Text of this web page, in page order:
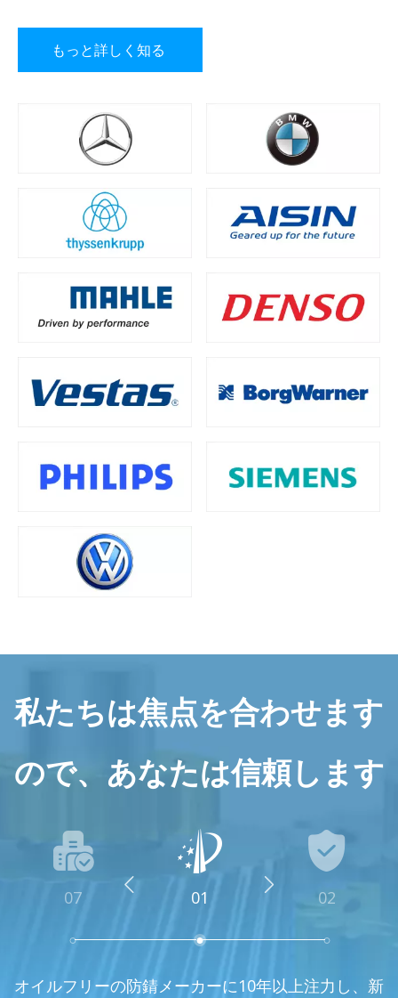
もっと詳しく知る
私たちは焦点を合わせます
ので、あなたは信頼します
07 01 02
オイルフリーの防錆メーカーに10年以上注力し、新
この製品は、最も厳しい GB/T 19532 規格と QB/T
強力なプロジェクト設計チーム，豊富な経験を持
カスタマイズされたソリューション、豊富なケース
お客様の切断をワンストップで解決、 さび取り 、 ク
独立した実験室を持つ，製品は10以上のテスト方法
中国VCI「専門化された新しい企業」の分野での上場